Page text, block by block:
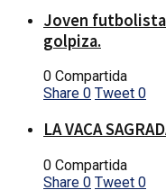
Joven
golpiza.
0 Compartida
Share 0 Tweet 0
LA VACA
0 Compartida
Share 0 Tweet 0